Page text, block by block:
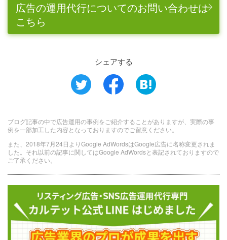
広告の運用代行についてのお問い合わせは
こちら
シェアする
ブログ記事の中で広告運用の事例をご紹介することがありますが、実際の事
例を一部加工した内容となっておりますのでご留意ください。
また、2018年7月24日よりGoogle AdWordsはGoogle広告に名称変更されま
した。それ以前の記事に関してはGoogle AdWordsと表記されておりますので
ご了承ください。